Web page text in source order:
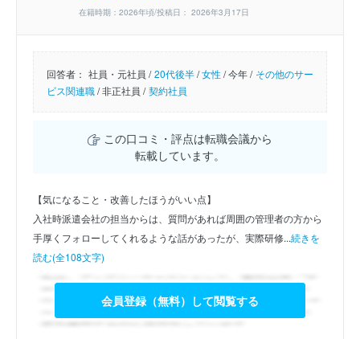
在籍時期：2026年頃/投稿日： 2026年3月17日
回答者： 社員・元社員 / 20代後半/女性/今年 / その他のサー
ビス関連職/非正社員 / 契約社員
この口コミ・評点は転職会議から
転載しています。
【気になること・改善したほうがいい点】
入社時派遣会社の担当からは、質問があれば周囲の管理者の方から
手厚くフォローしてくれるような話があったが、実際研修...続きを
読む(全108文字)
会員登録（無料）して閲覧する